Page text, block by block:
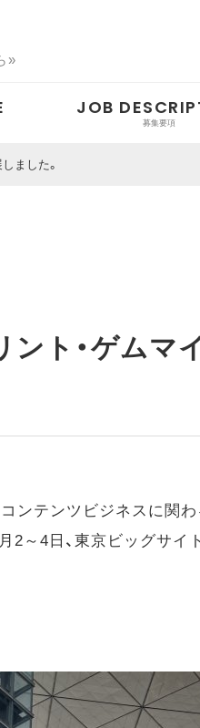
»
JOB
ました。
ト・ゲムマ
コンテンツビジネスに関
～4日、東京ビッグサイ